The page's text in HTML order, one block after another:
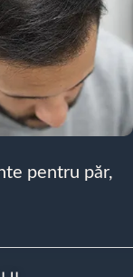
pentru păr,